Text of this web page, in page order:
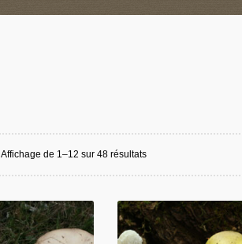
Affichage de 1–12 sur 48 résultats